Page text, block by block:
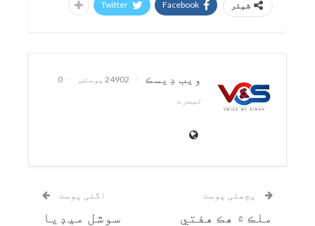
شیئر Facebook
Twitter
ويب ڊيسڪ 24902 پوسٹس
0
تبصرے
پچھلی پوسٹ
ملڪ ۾ هڪ هفتي
اگلی پوسٹ
سوشل ميڊيا